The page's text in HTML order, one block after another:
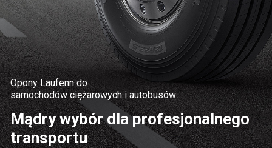
Opony Laufenn do
samochodów ciężarowych i autobusów
Mądry wybór dla profesjonalnego
transportu